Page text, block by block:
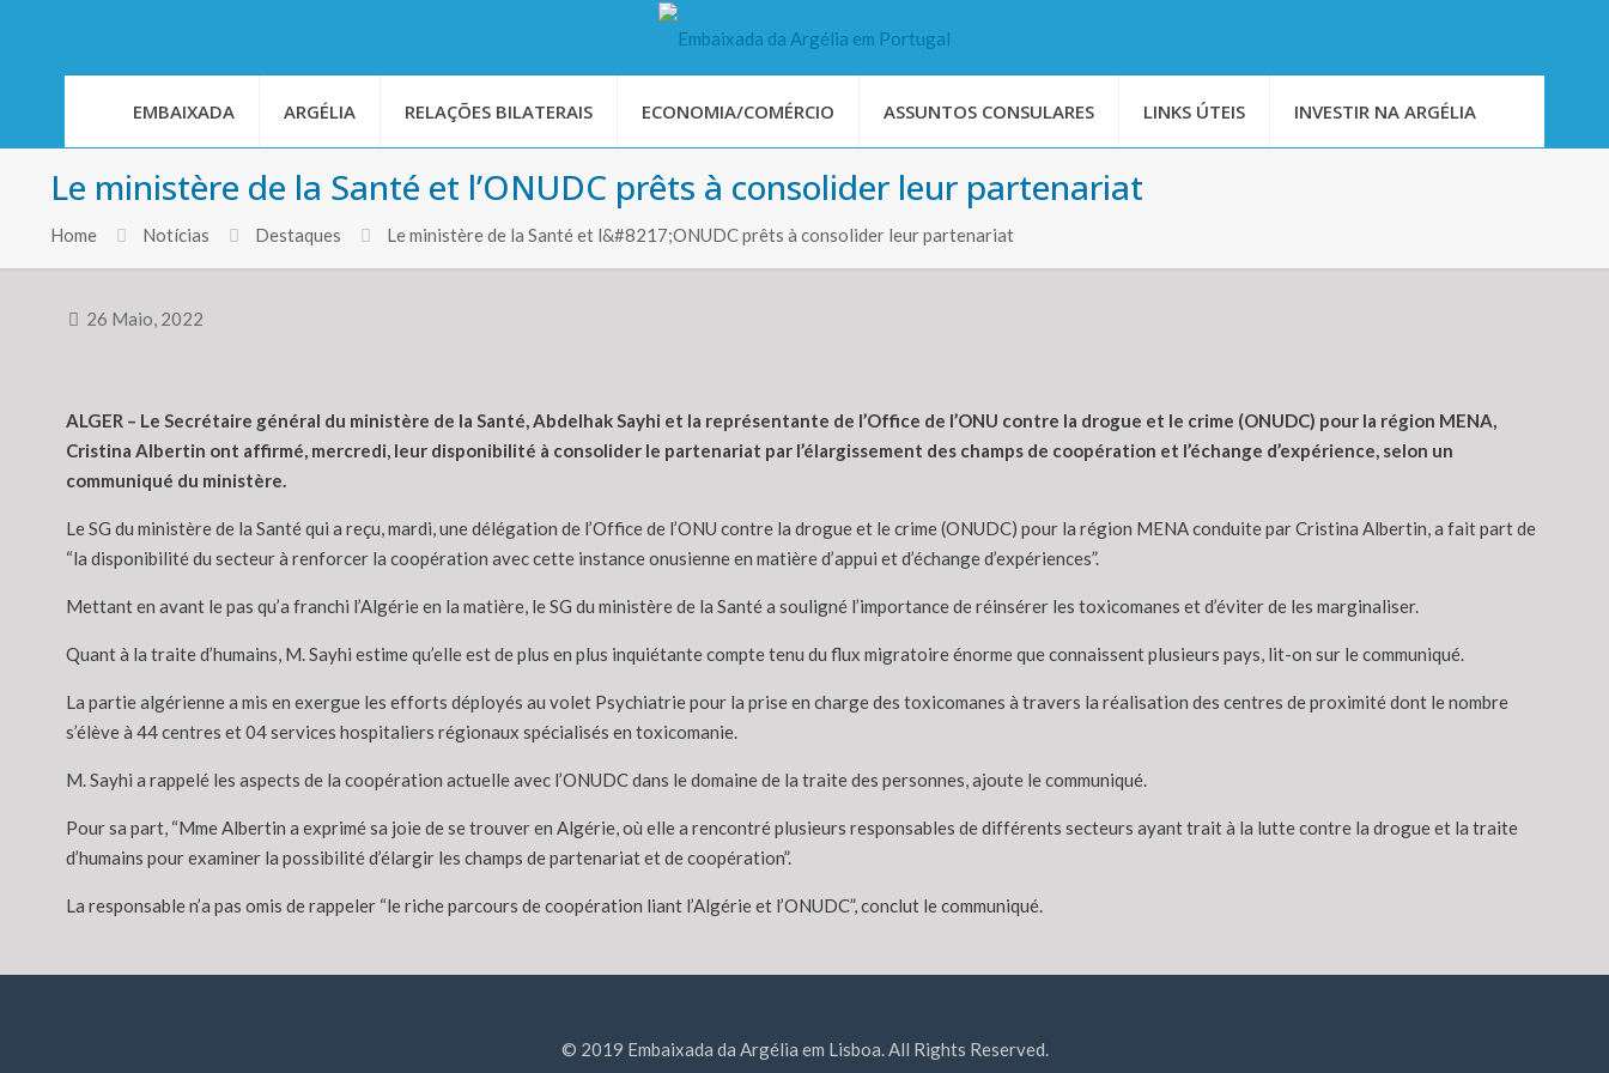
EMBAIXADA ARGÉLIA RELAÇÕES BILATERAIS ECONOMIA/COMÉRCIO ASSUNTOS CONSULARES LINKS ÚTEIS INVESTIR NA ARGÉLIA
Le ministère de la Santé et l’ONUDC prêts à consolider leur partenariat
Home Notícias Destaques Le ministère de la Santé et l&#8217;ONUDC prêts à consolider leur partenariat
26 Maio, 2022
ALGER – Le Secrétaire général du ministère de la Santé, Abdelhak Sayhi et la représentante de l’Office de l’ONU contre la drogue et le crime (ONUDC) pour la région MENA,
Cristina Albertin ont affirmé, mercredi, leur disponibilité à consolider le partenariat par l’élargissement des champs de coopération et l’échange d’expérience, selon un
communiqué du ministère.
Le SG du ministère de la Santé qui a reçu, mardi, une délégation de l’Office de l’ONU contre la drogue et le crime (ONUDC) pour la région MENA conduite par Cristina Albertin, a fait part de
“la disponibilité du secteur à renforcer la coopération avec cette instance onusienne en matière d’appui et d’échange d’expériences”.
Mettant en avant le pas qu’a franchi l’Algérie en la matière, le SG du ministère de la Santé a souligné l’importance de réinsérer les toxicomanes et d’éviter de les marginaliser.
Quant à la traite d’humains, M. Sayhi estime qu’elle est de plus en plus inquiétante compte tenu du flux migratoire énorme que connaissent plusieurs pays, lit-on sur le communiqué.
La partie algérienne a mis en exergue les efforts déployés au volet Psychiatrie pour la prise en charge des toxicomanes à travers la réalisation des centres de proximité dont le nombre
s’élève à 44 centres et 04 services hospitaliers régionaux spécialisés en toxicomanie.
M. Sayhi a rappelé les aspects de la coopération actuelle avec l’ONUDC dans le domaine de la traite des personnes, ajoute le communiqué.
Pour sa part, “Mme Albertin a exprimé sa joie de se trouver en Algérie, où elle a rencontré plusieurs responsables de différents secteurs ayant trait à la lutte contre la drogue et la traite
d’humains pour examiner la possibilité d’élargir les champs de partenariat et de coopération”.
La responsable n’a pas omis de rappeler “le riche parcours de coopération liant l’Algérie et l’ONUDC”, conclut le communiqué.
© 2019 Embaixada da Argélia em Lisboa. All Rights Reserved.